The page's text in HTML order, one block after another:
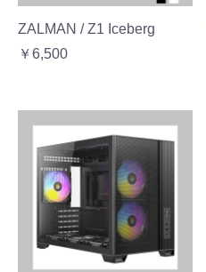
ZALMAN / Z1 Iceberg
￥6,500